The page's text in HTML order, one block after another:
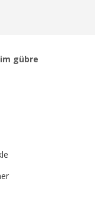
gübre